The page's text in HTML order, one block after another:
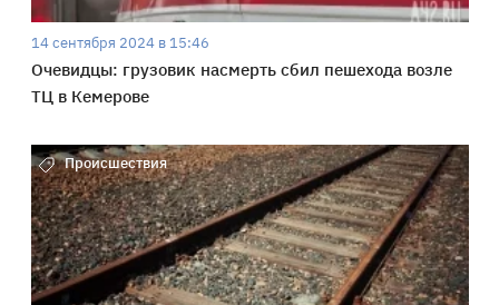
14 сентября 2024 в 15:46
Очевидцы: грузовик насмерть сбил пешехода возле
ТЦ в Кемерове
Происшествия